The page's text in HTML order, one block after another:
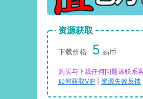
资源获取
下载价格 5 易币
购买与下载任何问题请联
如何获取VIP
资源失效反馈